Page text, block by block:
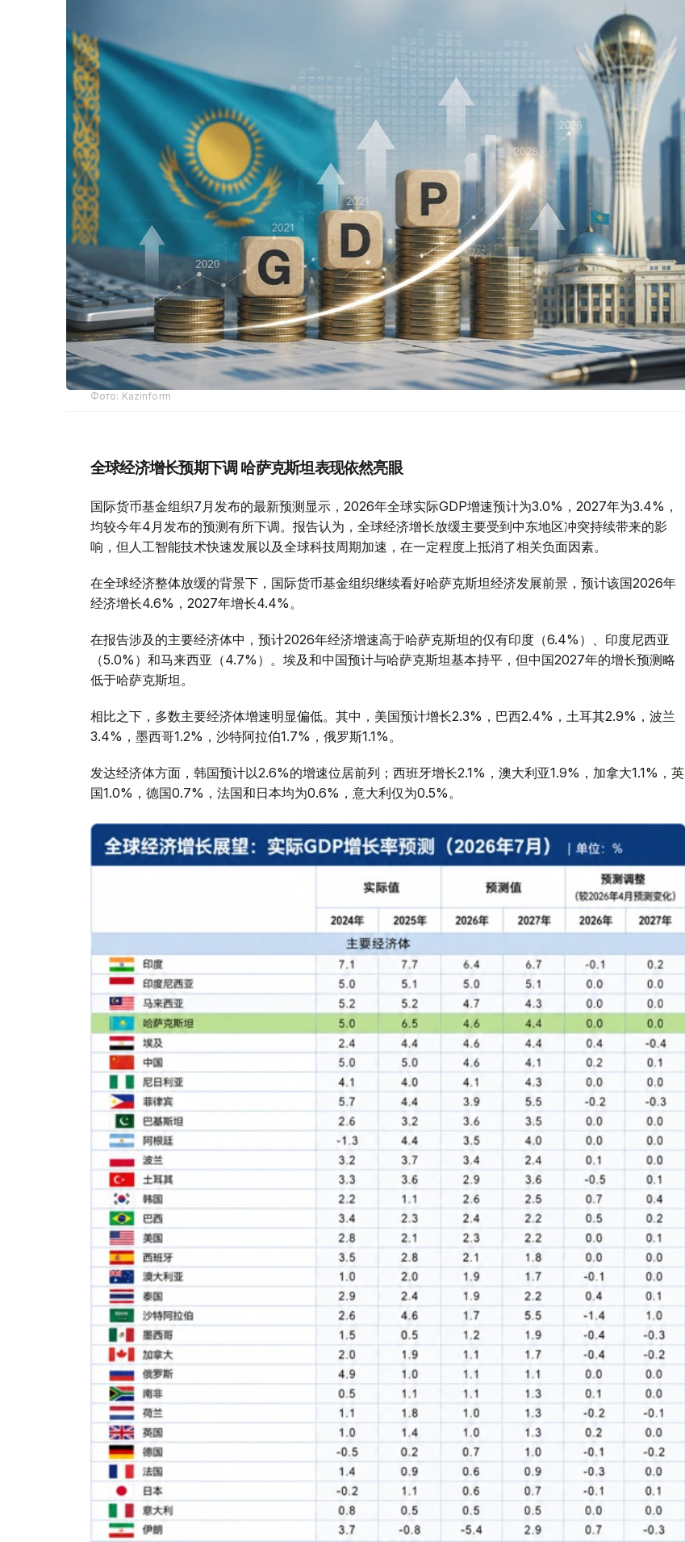
Фото: Kazinform
全球经济增长预期下调 哈萨克斯坦表现依然亮眼
国际货币基金组织7月发布的最新预测显示，2026年全球实际GDP增速预计为3.0%，2027年为3.4%，
均较今年4月发布的预测有所下调。报告认为，全球经济增长放缓主要受到中东地区冲突持续带来的影
响，但人工智能技术快速发展以及全球科技周期加速，在一定程度上抵消了相关负面因素。
在全球经济整体放缓的背景下，国际货币基金组织继续看好哈萨克斯坦经济发展前景，预计该国2026年
经济增长4.6%，2027年增长4.4%。
在报告涉及的主要经济体中，预计2026年经济增速高于哈萨克斯坦的仅有印度（6.4%）、印度尼西亚
（5.0%）和马来西亚（4.7%）。埃及和中国预计与哈萨克斯坦基本持平，但中国2027年的增长预测略
低于哈萨克斯坦。
相比之下，多数主要经济体增速明显偏低。其中，美国预计增长2.3%，巴西2.4%，土耳其2.9%，波兰
3.4%，墨西哥1.2%，沙特阿拉伯1.7%，俄罗斯1.1%。
发达经济体方面，韩国预计以2.6%的增速位居前列；西班牙增长2.1%，澳大利亚1.9%，加拿大1.1%，英
国1.0%，德国0.7%，法国和日本均为0.6%，意大利仅为0.5%。